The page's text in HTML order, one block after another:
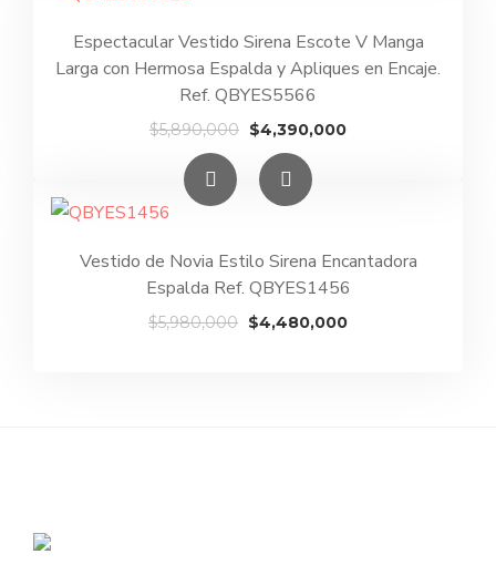
Espectacular Vestido Sirena Escote V Manga
Larga con Hermosa Espalda y Apliques en Encaje.
Ref. QBYES5566
$5,890,000 El
precio
original
era:
$4,390,000El
Vestido de Novia Estilo Sirena Encantadora
Espalda Ref. QBYES1456
$5,980,000 El
$4,480,000El